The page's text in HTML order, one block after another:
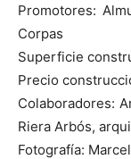
Promotores:
Corpas
Superficie
Precio
Colaboradores:
Riera Arbós,
Fotografía: